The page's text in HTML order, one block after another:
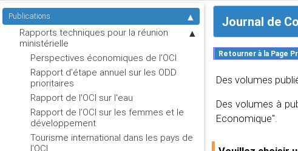
Publications
Rapports techniques pour la réunion
ministérielle
Perspectives économiques de l’OCI
Rapport d’étape annuel sur les ODD
prioritaires
Rapport de l'OCI sur l'eau
Rapport de l’OCI sur les femmes et le
développement
Tourisme international dans les pays de
l’OCI
Journal de
Des volumes
Des volumes à
Economique".